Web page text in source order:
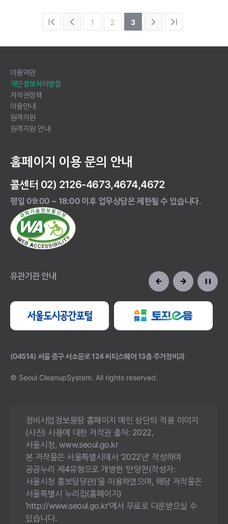
1 2 3
이용약관
개인정보처리방침
저작권정책
이용안내
원격지원
원격지원 안내
홈페이지 이용 문의 안내
콜센터 02) 2126-4673,4674,4672
평일 09:00 ~ 18:00 이후 업무상담은 제한될 수 있습니다.
유관기관 안내
(04514) 서울 중구 서소문로 124 씨티스퀘어 13층 주거정비과
© Seoul CleanupSystem. All rights reserved.
정비사업정보몽땅 홈페이지 메인 상단의 적용 이미지
(사진) 사용에 대한 저작권 출처: 2022,
서울시청, www.seoul.go.kr
본 저작물은 서울특별시에서 ‘2022년’ 작성하여
공공누리 제4유형으로 개방한 ‘안양천(작성자:
서울시청 홍보담당관)’을 이용하였으며, 해당 저작물은
서울특별시 누리집(홈페이지)
‘http://www.seoul.go.kr’에서 무료로 다운받으실 수
있습니다.